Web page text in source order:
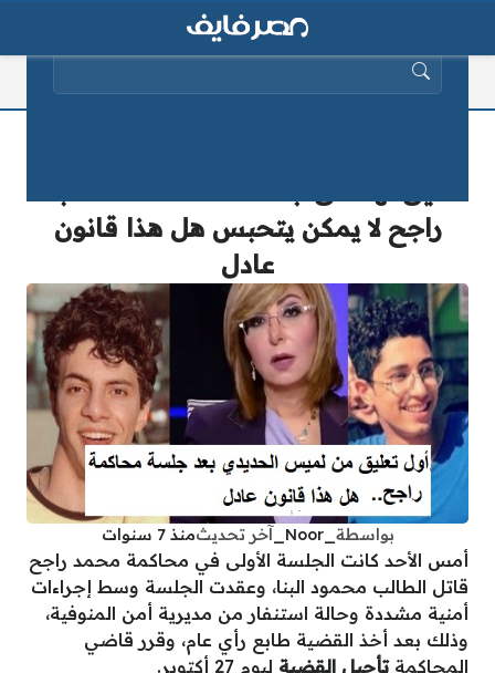
راجح لا يمكن يتحبس هل هذا قانون
عادل
بواسطة _Noor_ آخر تحديثمنذ 7 سنوات
أمس الأحد كانت الجلسة الأولى في محاكمة محمد راجح
قاتل الطالب محمود البنا، وعقدت الجلسة وسط إجراءات
أمنية مشددة وحالة استنفار من مديرية أمن المنوفية،
وذلك بعد أخذ القضية طابع رأي عام، وقرر قاضي
المحاكمة تأجيل القضية ليوم 27 أكتوبر.
البحث عن: